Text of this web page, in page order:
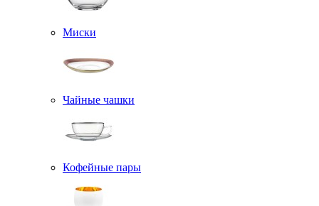
Миски
Чайные чашки
Кофейные пары